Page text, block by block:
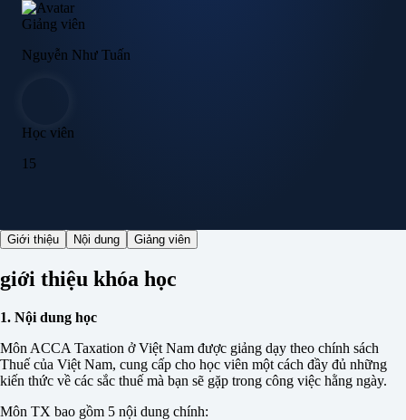
Giảng viên
Nguyễn Như Tuấn
Học viên
15
Giới thiệu Nội dung Giảng viên
giới thiệu khóa học
1. Nội dung học
Môn ACCA Taxation ở Việt Nam được giảng dạy theo chính sách
Thuế của Việt Nam, cung cấp cho học viên một cách đầy đủ những
kiến thức về các sắc thuế mà bạn sẽ gặp trong công việc hằng ngày.
Môn TX bao gồm 5 nội dung chính: